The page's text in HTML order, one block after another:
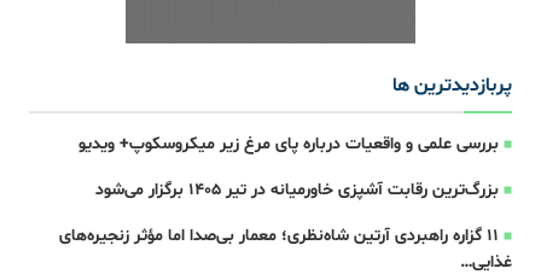
پربازدیدترین ها
بررسی علمی و واقعیات درباره پای مرغ زیر میکروسکوپ+ ویدیو
بزرگ‌ترین رقابت آشپزی خاورمیانه در تیر ۱۴۰۵ برگزار می‌شود
۱۱ گزاره راهبردی آرتین شاه‌نظری؛ معمار بی‌صدا اما مؤثر زنجیره‌های
غذایی…